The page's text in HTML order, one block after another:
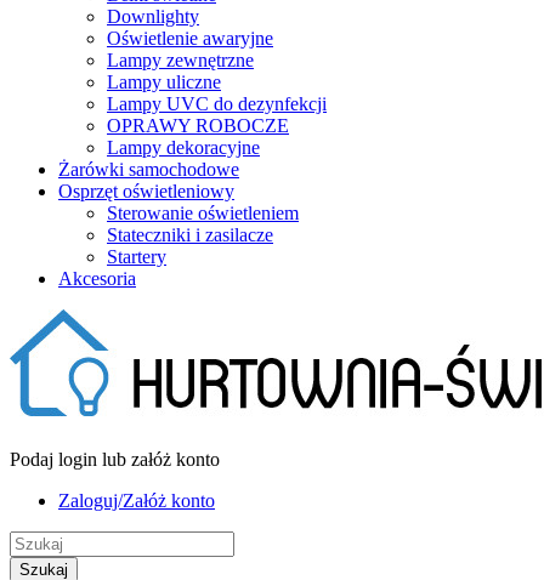
Downlighty
Oświetlenie awaryjne
Lampy zewnętrzne
Lampy uliczne
Lampy UVC do dezynfekcji
OPRAWY ROBOCZE
Lampy dekoracyjne
Żarówki samochodowe
Osprzęt oświetleniowy
Sterowanie oświetleniem
Stateczniki i zasilacze
Startery
Akcesoria
Podaj login lub załóż konto
Zaloguj/Załóż konto
Szukaj